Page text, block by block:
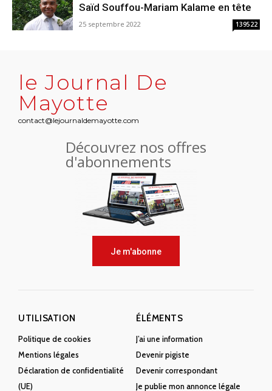
Saïd Souffou-Mariam Kalame en tête
25 septembre 2022 139522
le Journal De
Mayotte
contact@lejournaldemayotte.com
Découvrez nos offres
d'abonnements
Je m'abonne
UTILISATION
Politique de cookies
Mentions légales
Déclaration de confidentialité
(UE)
ÉLÉMENTS
J’ai une information
Devenir pigiste
Devenir correspondant
Je publie mon annonce légale